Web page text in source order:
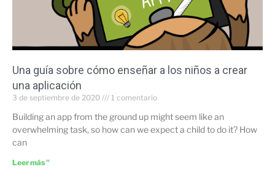
Una guía sobre cómo enseñar a los niños a crear
una aplicación
3 de septiembre de 2020 1 comentario
Building an app from the ground up might seem like an
overwhelming task, so how can we expect a child to do it? How
can
Leer más "